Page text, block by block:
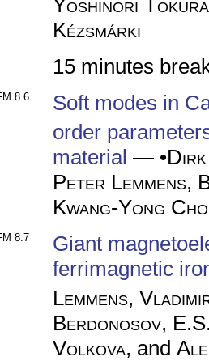
Kézsmárki
15 minutes
8.6
Soft modes in
order
material — •
Peter Lemmens,
Kwang-Yong
8.7
Giant
ferrimagnetic
Lemmens,
Berdonosov,
Volkova, and